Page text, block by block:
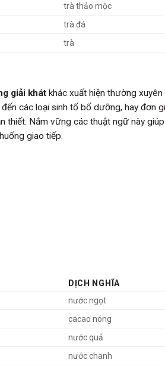
trà thảo mộc
trà đá
trà
giải khát khác xuất hiện thường
đến các loại sinh tố bổ dưỡng, hay đơn
thiết. Nắm vững các thuật ngữ này
giao tiếp.
DỊCH NGHĨA
nước ngọt
cacao nóng
nước quả
nước chanh